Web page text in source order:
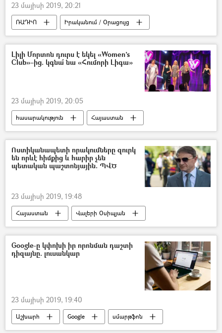
23 մայիսի 2019, 20:21
ՌԱԴԻՈ Իրականում / Օրացույց
Լիլի Մորտոն դուրս է եկել «Women’s
Club»–ից. կգնա՞ նա «Հումորի Լիգա»
23 մայիսի 2019, 20:05
հասարակություն
Հայաստան
Լիլի Մորտո
Հեռուստատեսություն
Ոստիկանապետի որակումները զուրկ
են որևէ հիմքից և հարիր չեն
պետական պաշտոնյային. ՊՎԾ
23 մայիսի 2019, 19:48
Հայաստան
Վալերի Օսիպյան
ՀՀ Ոստիկանություն
չարաշահում
Google-ը կփոխի իր որոնման դաշտի
դիզայնը. լուսանկար
23 մայիսի 2019, 19:40
Աշխարհ Google
սմարթֆոն
Տեխնիկա և նորարարություններ